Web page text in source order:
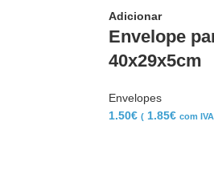
Adicionar
Envelope
40x29x5cm
Envelopes
1.50€ ( 1.85€ com